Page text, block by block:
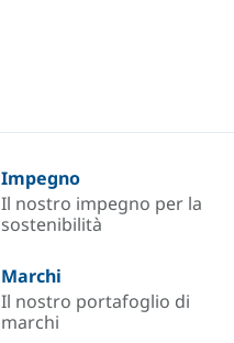
Impegno
Il nostro impegno per la
sostenibilità
Marchi
Il nostro portafoglio di
marchi